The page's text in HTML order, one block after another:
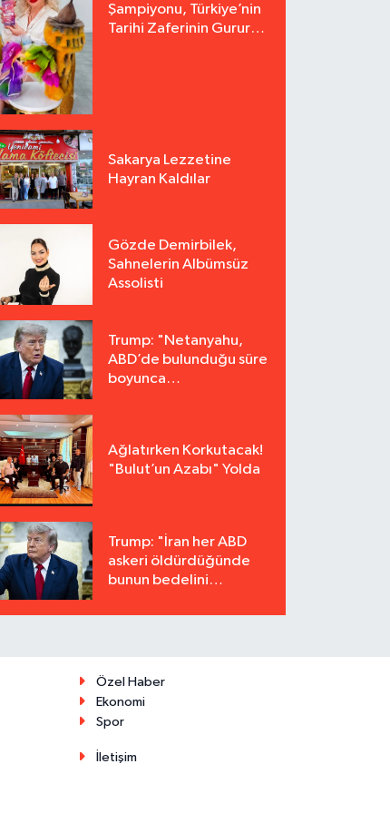
Şampiyonu, Türkiye’nin
Tarihi Zaferinin Gururu
Sakarya Lezzetine
Hayran Kaldılar
Gözde Demirbilek,
Sahnelerin Albümsüz
Assolisti
Trump: "Netanyahu,
ABD’de bulunduğu süre
boyunca
Ağlatırken Korkutacak!
"Bulut’un Azabı" Yolda
Trump: "İran her ABD
askeri öldürdüğünde
bunun bedelini
Özel Haber
Ekonomi
Spor
İletişim